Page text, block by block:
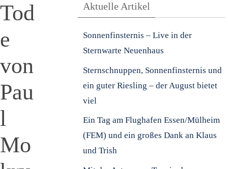
Tod
e
von
Pau
l
Mo
Aktuelle Artikel
Sonnenfinsternis – Live in der
Sternwarte Neuenhaus
Sternschnuppen, Sonnenfinsternis und
ein guter Riesling – der August bietet
viel
Ein Tag am Flughafen Essen/Mülheim
(FEM) und ein großes Dank an Klaus
und Trish